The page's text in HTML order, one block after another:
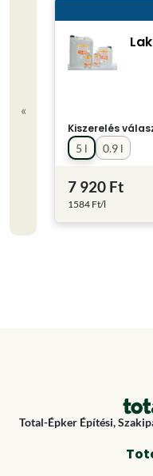
«
Kiszerelés
0.9 l
5 l
7 920 Ft
1584 Ft/l
Total-Épker Építési,